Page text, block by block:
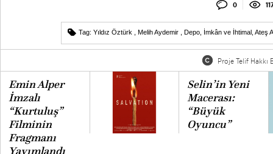
0
Tag: Yıldız Öztürk Melih Aydemir Depo İmkân ve İhtimal Ateş
Proje Telif Hakkı
Emin Alper
İmzalı
“Kurtuluş”
Filminin
Fragmanı
Yayımlandı
Selin’in Yeni
Macerası:
“Büyük
Oyuncu”